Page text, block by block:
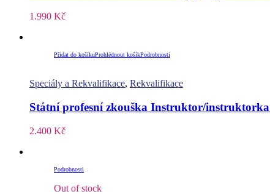
1.990 Kč
Přidat do košíkuProhlédnout košíkPodrobnosti
Speciály a Rekvalifikace, Rekvalifikace
Státní profesní zkouška Instruktor/instruktorka
2.400 Kč
Podrobnosti
Out of stock